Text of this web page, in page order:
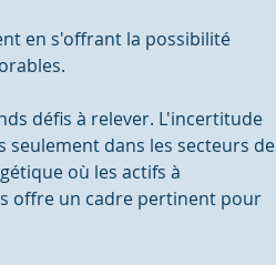
en s'offrant la possibilité
défis à relever. L'incertitude
dans les secteurs de
où les actifs à
offre un cadre pertinent pour